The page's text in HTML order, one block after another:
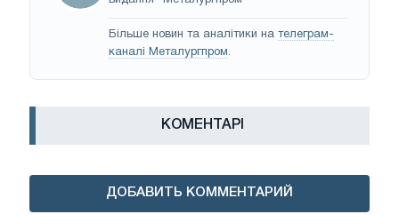
Більше новин та аналітики на телеграм-
каналі Металургпром.
КОМЕНТАРІ
ДОБАВИТЬ КОММЕНТАРИЙ